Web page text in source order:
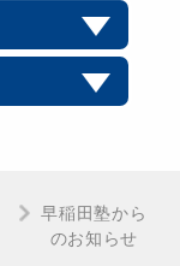
早稲田塾から
のお知らせ